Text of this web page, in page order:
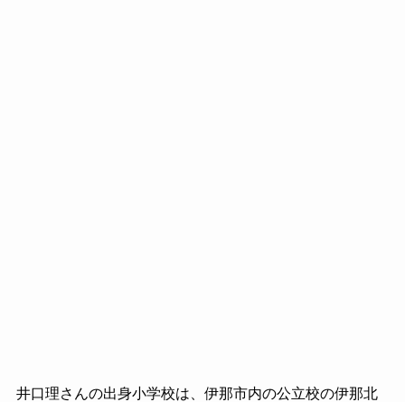
井口理さんの出身小学校は、伊那市内の公立校の伊那北